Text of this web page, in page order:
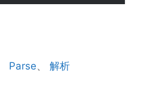
Parse、解析